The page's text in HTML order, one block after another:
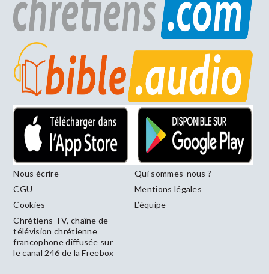
Nous écrire
Qui sommes-nous ?
CGU
Mentions légales
Cookies
L’équipe
Chrétiens TV, chaîne de
télévision chrétienne
francophone diffusée sur
le canal 246 de la Freebox